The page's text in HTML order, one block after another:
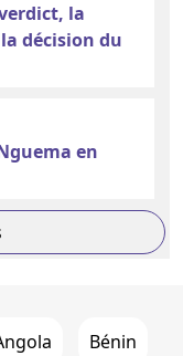
la
décision du
en
Bénin